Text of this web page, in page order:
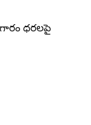
ధరలపై